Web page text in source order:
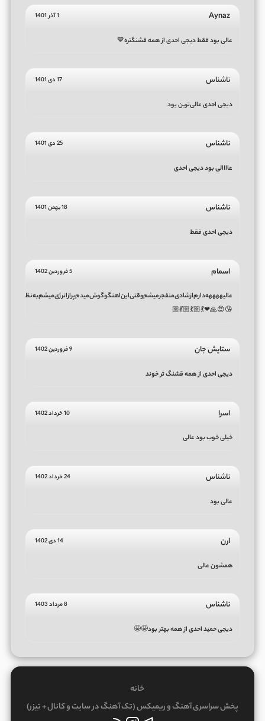
Aynaz 1 آذر 1401
عالی بود فقط دیجی احدی از همه قشنگتره💙
ناشناس 17 دی 1401
دیجی احدی عالی‌ترین بود
ناشناس 25 دی 1401
عاااالی بود دیجی احدی
ناشناس 18 بهمن 1401
دیجی احدی فقط
اسمام 5 فروردین 1402
😘😍🙏❤💃🏼💃🏼💃🏼
ستایش جان 9 فروردین 1402
دیجی احدی از همه قشنگ تر خوند
اسرا 10 خرداد 1402
خیلی خوب بود عالی
ناشناس 24 خرداد 1402
عالی بود
ارن 14 دی 1402
همشون عالی
ناشناس 8 مرداد 1403
دیجی حمید احدی از همه بهتر بود🤩🤩
خانه
پخش سراسری آهنگ و ریمیکس (تک آهنگ در سایت و کانال + تیزر)